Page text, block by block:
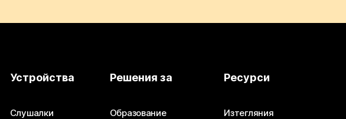
Устройства
Слушалки
Решения за
Образование
Ресурси
Изтегляния